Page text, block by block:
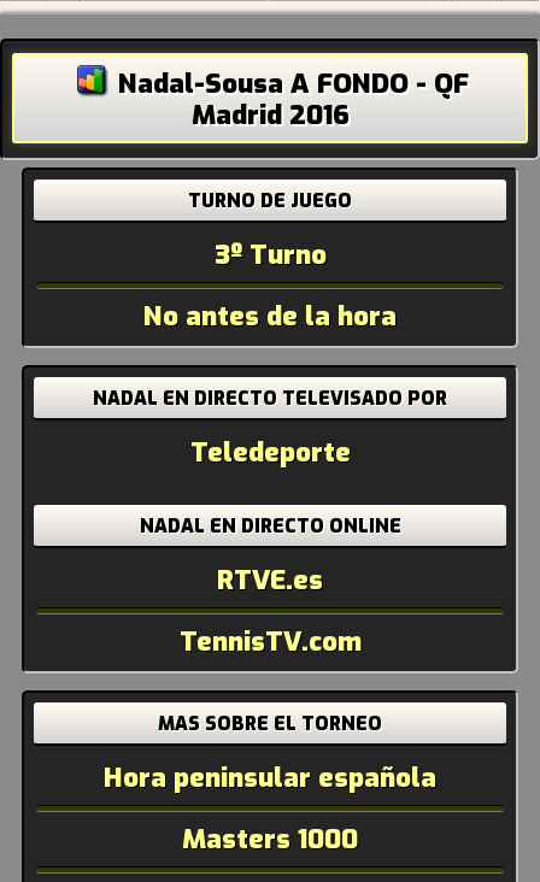
Nadal-Sousa A FONDO - QF
Madrid 2016
TURNO DE JUEGO
3º Turno
No antes de la hora
NADAL EN DIRECTO TELEVISADO POR
Teledeporte
NADAL EN DIRECTO ONLINE
RTVE.es
TennisTV.com
MAS SOBRE EL TORNEO
Hora peninsular española
Masters 1000